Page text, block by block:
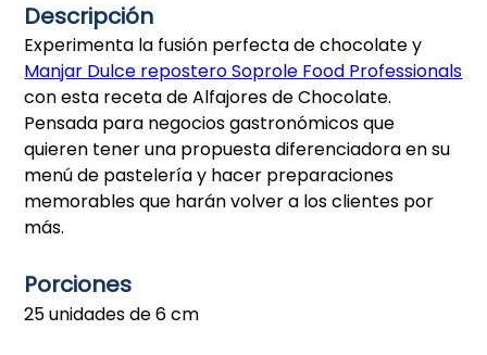
Descripción
Experimenta la fusión perfecta de chocolate y
Manjar Dulce repostero Soprole Food Professionals
con esta receta de Alfajores de Chocolate.
Pensada para negocios gastronómicos que
quieren tener una propuesta diferenciadora en su
menú de pastelería y hacer preparaciones
memorables que harán volver a los clientes por
más.
Porciones
25 unidades de 6 cm